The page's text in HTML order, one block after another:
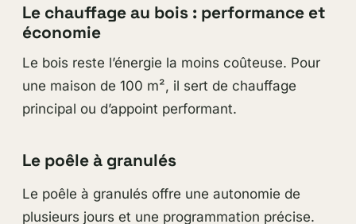
Le chauffage au bois : performance et
économie
Le bois reste l’énergie la moins coûteuse. Pour
une maison de 100 m², il sert de chauffage
principal ou d’appoint performant.
Le poêle à granulés
Le poêle à granulés offre une autonomie de
plusieurs jours et une programmation précise.